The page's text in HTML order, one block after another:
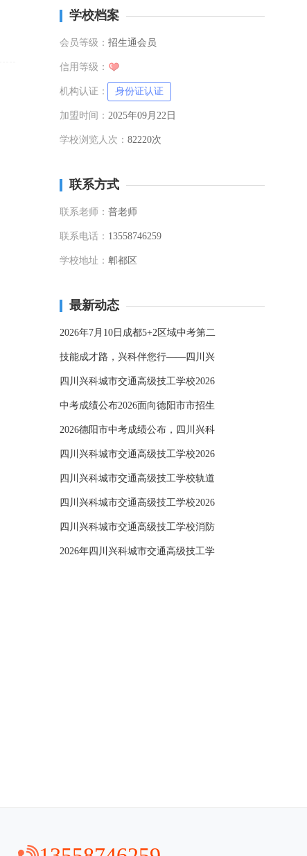
学校档案
会员等级： 招生通会员
信用等级：
机构认证： 身份证认证
加盟时间： 2025年09月22日
学校浏览人次： 82220次
联系方式
联系老师： 普老师
联系电话： 13558746259
学校地址： 郫都区
最新动态
2026年7月10日成都5+2区域中考第二
技能成才路，兴科伴您行——四川兴
四川兴科城市交通高级技工学校2026
中考成绩公布2026面向德阳市市招生
2026德阳市中考成绩公布，四川兴科
四川兴科城市交通高级技工学校2026
四川兴科城市交通高级技工学校轨道
四川兴科城市交通高级技工学校2026
四川兴科城市交通高级技工学校消防
2026年四川兴科城市交通高级技工学